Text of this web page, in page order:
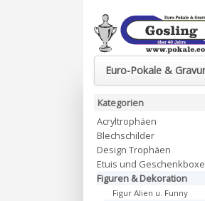
Euro-Pokale &
Kategorien
Acryltrophäen
Blechschilder
Design Trophäen
Etuis und
Figuren & Dekoration
Figur Alien u. Funny